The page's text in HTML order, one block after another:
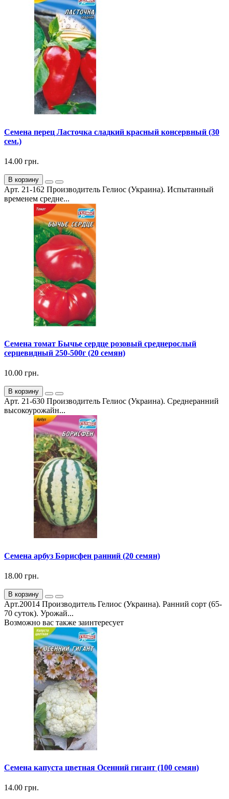
Семена перец Ласточка сладкий красный консервный (30
сем.)
14.00 грн.
В корзину
Арт. 21-162 Производитель Гелиос (Украина). Испытанный
временем средне...
Семена томат Бычье сердце розовый среднерослый
серцевидный 250-500г (20 семян)
10.00 грн.
В корзину
Арт. 21-630 Производитель Гелиос (Украина). Среднеранний
высокоурожайн...
Семена арбуз Борисфен ранний (20 семян)
18.00 грн.
В корзину
Арт.20014 Производитель Гелиос (Украина). Ранний сорт (65-
70 суток). Урожай...
Возможно вас также заинтересует
Семена капуста цветная Осенний гигант (100 семян)
14.00 грн.